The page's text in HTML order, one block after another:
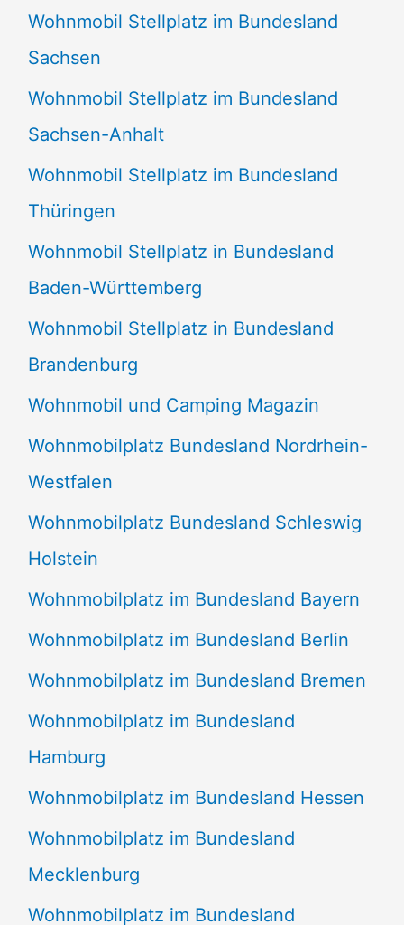
Wohnmobil Stellplatz im Bundesland
Sachsen
Wohnmobil Stellplatz im Bundesland
Sachsen-Anhalt
Wohnmobil Stellplatz im Bundesland
Thüringen
Wohnmobil Stellplatz in Bundesland
Baden-Württemberg
Wohnmobil Stellplatz in Bundesland
Brandenburg
Wohnmobil und Camping Magazin
Wohnmobilplatz Bundesland Nordrhein-
Westfalen
Wohnmobilplatz Bundesland Schleswig
Holstein
Wohnmobilplatz im Bundesland Bayern
Wohnmobilplatz im Bundesland Berlin
Wohnmobilplatz im Bundesland Bremen
Wohnmobilplatz im Bundesland
Hamburg
Wohnmobilplatz im Bundesland Hessen
Wohnmobilplatz im Bundesland
Mecklenburg
Wohnmobilplatz im Bundesland